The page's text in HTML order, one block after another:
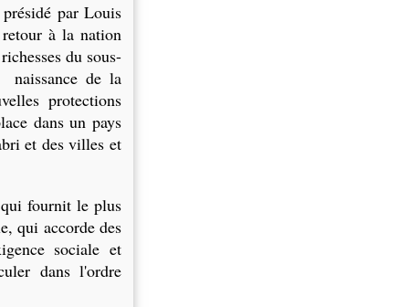
par Louis
à la nation
du sous-
naissance de la
protections
dans un pays
et des villes et
fournit le plus
qui accorde des
sociale et
dans l'ordre